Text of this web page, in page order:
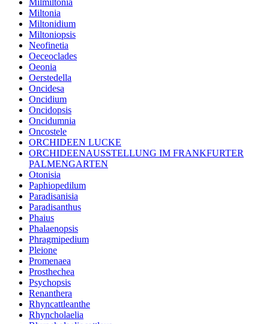
Miltonia
Miltonidium
Miltoniopsis
Neofinetia
Oeceoclades
Oeonia
Oerstedella
Oncidesa
Oncidium
Oncidopsis
Oncidumnia
Oncostele
ORCHIDEEN LUCKE
ORCHIDEENAUSSTELLUNG IM FRANKFURTER
PALMENGARTEN
Otonisia
Paphiopedilum
Paradisanisia
Paradisanthus
Phaius
Phalaenopsis
Phragmipedium
Pleione
Promenaea
Prosthechea
Psychopsis
Renanthera
Rhyncattleanthe
Rhyncholaelia